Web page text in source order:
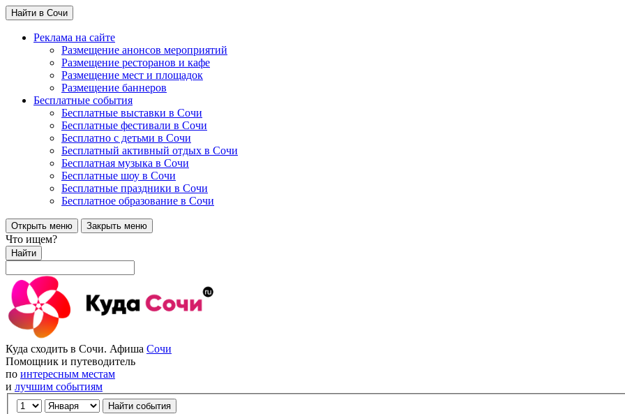
Найти в Сочи
Реклама на сайте
Размещение анонсов мероприятий
Размещение ресторанов и кафе
Размещение мест и площадок
Размещение баннеров
Бесплатные события
Бесплатные выставки в Сочи
Бесплатные фестивали в Сочи
Бесплатно с детьми в Сочи
Бесплатный активный отдых в Сочи
Бесплатная музыка в Сочи
Бесплатные шоу в Сочи
Бесплатные праздники в Сочи
Бесплатное образование в Сочи
Открыть меню Закрыть меню
Что ищем?
Найти
Куда сходить в Сочи. Афиша Сочи
Помощник и путеводитель
по интересным местам
и лучшим событиям